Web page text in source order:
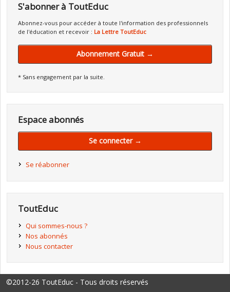
S'abonner à ToutEduc
Abonnez-vous pour accéder à toute l'information des professionnels
de l'éducation et recevoir : La Lettre ToutEduc
Abonnement Gratuit →
* Sans engagement par la suite.
Espace abonnés
Se connecter →
Se réabonner
ToutEduc
Qui sommes-nous ?
Nos abonnés
Nous contacter
©2012-26 ToutEduc - Tous droits réservés